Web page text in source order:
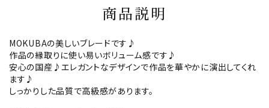
商品説明
MOKUBAの美しいブレードです♪
作品の縁取りに使い易いボリューム感です♪
安心の国産♪エレガントなデザインで作品を華やかに演出してくれ
ます♪
しっかりした品質で高級感があります。